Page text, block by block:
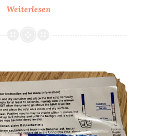
Weiterlesen1.
Zyklus:
Bluttest
1. IVF-Zyklus: Kryotransfer #1; Testreihe